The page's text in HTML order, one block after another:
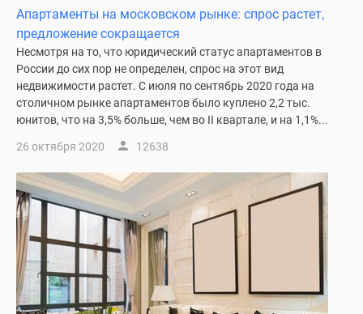
места
Апартаменты
#траншевая
ипотека
#рассрочка
ИТ-
ипотека
Квартиры
скидками
41%
Видео
360°
новостроек
Субсидированная
Апартаменты на московском рынке: спрос растет,
предложение сокращается
Несмотря на то, что юридический статус апартаментов в
России до сих пор не определен, спрос на этот вид
недвижимости растет. С июля по сентябрь 2020 года на
столичном рынке апартаментов было куплено 2,2 тыс.
юнитов, что на 3,5% больше, чем во II квартале, и на 1,1%...
26 октября 2020 12638